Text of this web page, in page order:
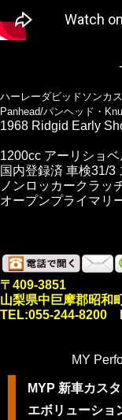
ハーレーダビッドソンカ
Panhead/パンヘッド・
1968 Ridgid Early
1200cc アーリショ
国内登録済 車検31/3
ノンロッカークラッ
オープンプライマリ
〒409-3851
山梨県中巨摩郡昭和
TEL:055-244-8200
MY
MYP 新車カス
エボリューショ